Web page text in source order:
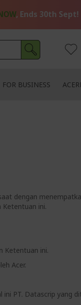
, Ends 30th Sept!
FOR BUSINESS
dengan
Ketentuan ini.
Ketentuan ini.
Acer.
PT. Datascrip yang